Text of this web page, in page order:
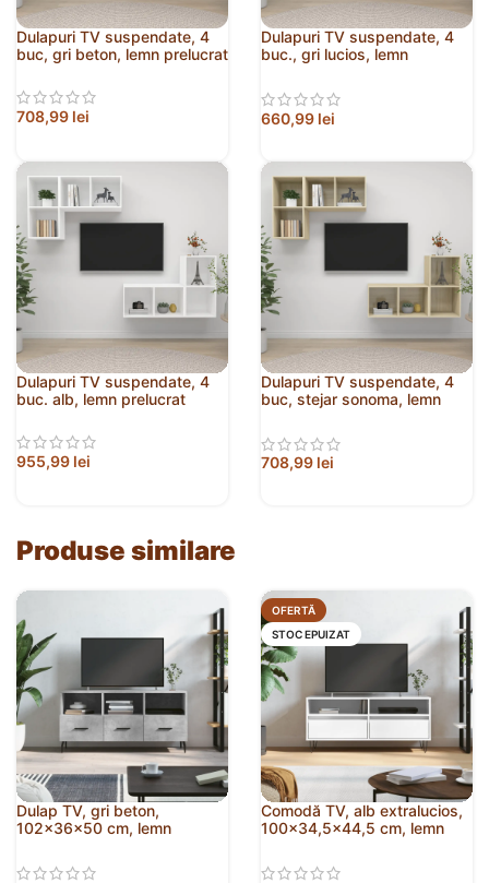
Dulapuri TV suspendate, 4
buc, gri beton, lemn prelucrat
708,99 lei
Dulapuri TV suspendate, 4
buc., gri lucios, lemn
660,99 lei
Dulapuri TV suspendate, 4
buc. alb, lemn prelucrat
955,99 lei
Dulapuri TV suspendate, 4
buc, stejar sonoma, lemn
708,99 lei
Produse similare
Dulap TV, gri beton,
102x36x50 cm, lemn
OFERTĂ
STOC EPUIZAT
Comodă TV, alb extralucios,
100×34,5×44,5 cm, lemn